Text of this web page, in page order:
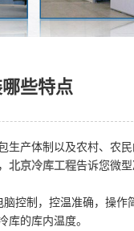
些特点
生产体制以及农村、农
北京冷库工程告诉您微型
控制，控温准确，操
库的库内温度。